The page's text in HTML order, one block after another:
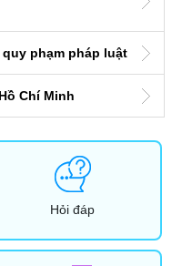
phạm pháp luật
Chí Minh
Hỏi đáp